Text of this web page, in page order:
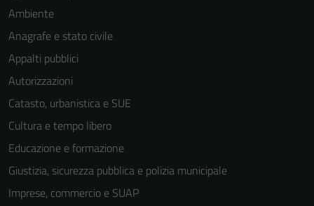
Ambiente
Anagrafe e stato civile
Appalti pubblici
Autorizzazioni
Catasto, urbanistica e SUE
Cultura e tempo libero
Educazione e formazione
Giustizia, sicurezza pubblica e polizia municipale
Imprese, commercio e SUAP